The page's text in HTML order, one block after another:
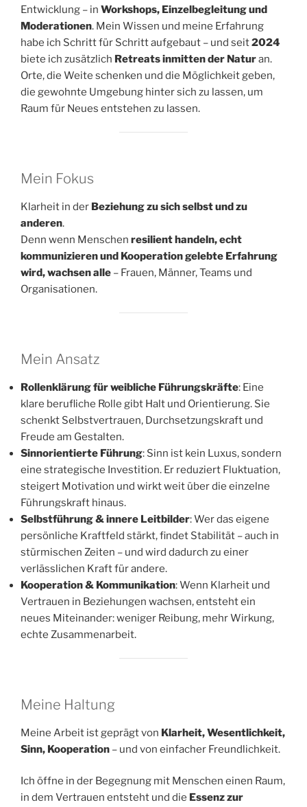
Entwicklung – in Workshops, Einzelbegleitung und
Moderationen. Mein Wissen und meine Erfahrung
habe ich Schritt für Schritt aufgebaut – und seit2024
biete ich zusätzlich Retreats inmitten der Naturan.
Orte, die Weite schenken und die Möglichkeit geben,
die gewohnte Umgebung hinter sich zu lassen, um
Raum für Neues entstehen zu lassen.
Mein Fokus
Klarheit in der Beziehung zu sich selbst und zu
anderen.
Denn wenn Menschen resilient handeln, echt
kommunizieren und Kooperation gelebte Erfahrung
wird, wachsen alle – Frauen, Männer, Teams und
Organisationen.
Mein Ansatz
Rollenklärung für weibliche Führungskräfte: Eine
klare berufliche Rolle gibt Halt und Orientierung. Sie
schenkt Selbstvertrauen, Durchsetzungskraft und
Freude am Gestalten.
Sinnorientierte Führung: Sinn ist kein Luxus, sondern
eine strategische Investition. Er reduziert Fluktuation,
steigert Motivation und wirkt weit über die einzelne
Führungskraft hinaus.
Selbstführung & innere Leitbilder: Wer das eigene
persönliche Kraftfeld stärkt, findet Stabilität – auch in
stürmischen Zeiten – und wird dadurch zu einer
verlässlichen Kraft für andere.
Kooperation & Kommunikation: Wenn Klarheit und
Vertrauen in Beziehungen wachsen, entsteht ein
neues Miteinander: weniger Reibung, mehr Wirkung,
echte Zusammenarbeit.
Meine Haltung
Meine Arbeit ist geprägt von Klarheit, Wesentlichkeit,
Sinn, Kooperation – und von einfacher Freundlichkeit.
Ich öffne in der Begegnung mit Menschen einen Raum,
in dem Vertrauen entsteht und die Essenz zur